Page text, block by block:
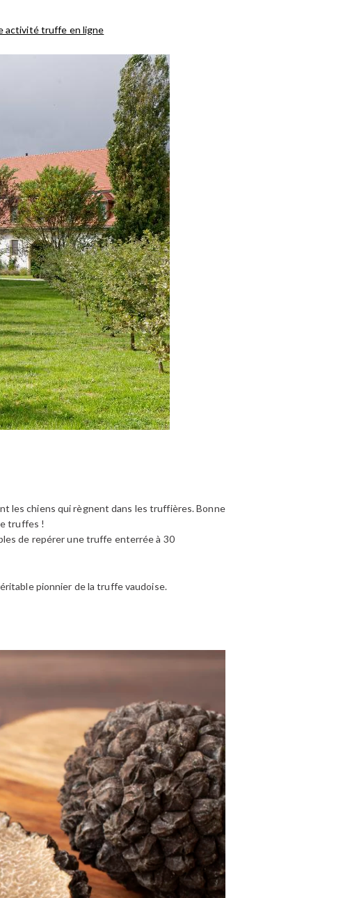
activité truffe en ligne
les chiens qui règnent dans les truffières. Bonne
truffes !
de repérer une truffe enterrée à 30
pionnier de la truffe vaudoise.